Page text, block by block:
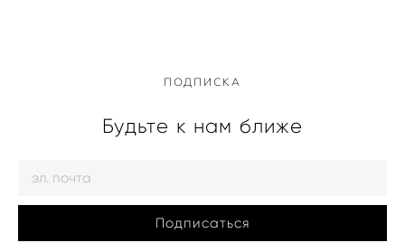
ПОДПИСКА
Будьте к нам ближе
Подписаться